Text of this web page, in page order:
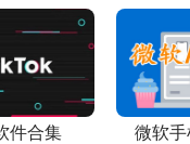
件合集 微软手